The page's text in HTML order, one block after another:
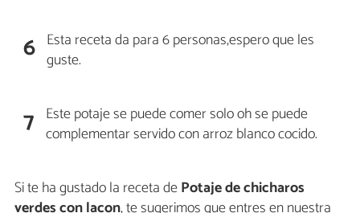
6 Esta receta da para 6 personas,espero que les
guste.
7 Este potaje se puede comer solo oh se puede
complementar servido con arroz blanco cocido.
Si te ha gustado la receta dePotaje de chicharos